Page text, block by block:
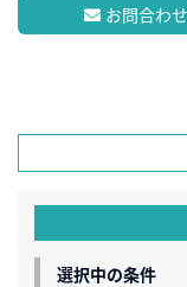
お問合わせ
選択中の条件